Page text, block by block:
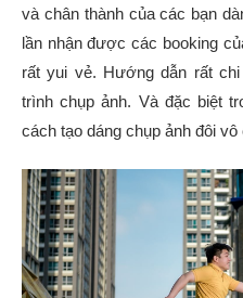
và chân thành của các bạn
lần nhận được các booking
rất yui vẻ. Hướng dẫn rất
trình chụp ảnh. Và đặc biệt
cách tạo dáng chụp ảnh đôi vô